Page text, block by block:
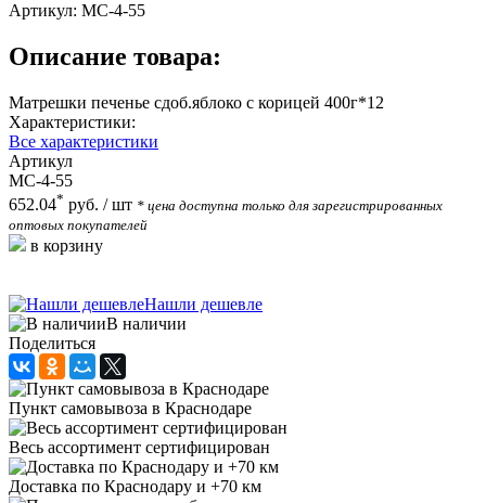
Артикул: MC-4-55
Описание товара:
Матрешки печенье сдоб.яблоко с корицей 400г*12
Характеристики:
Все характеристики
Артикул
MC-4-55
652.04* руб. / шт * цена доступна только для зарегистрированных
оптовых покупателей
в корзину
Нашли дешевле
В наличии
Поделиться
Пункт самовывоза в Краснодаре
Весь ассортимент сертифицирован
Доставка по Краснодару и +70 км